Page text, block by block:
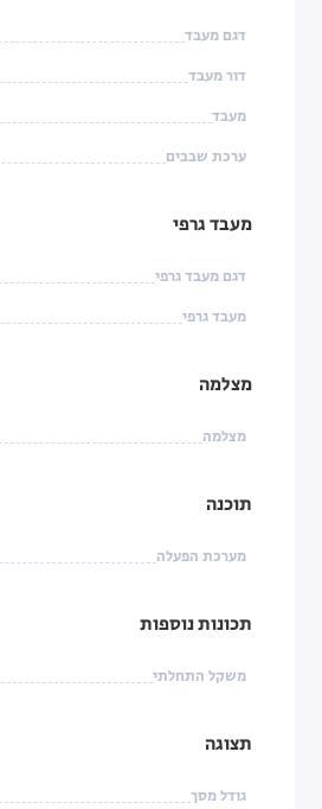
דגם מעבד
דור מעבד
מעבד
ערכת שבבים
מעבד גרפי
דגם מעבד גרפי
מעבד גרפי
מצלמה
מצלמה
תוכנה
מערכת הפעלה
תכונות נוספות
משקל התחלתי
תצוגה
גודל מסך